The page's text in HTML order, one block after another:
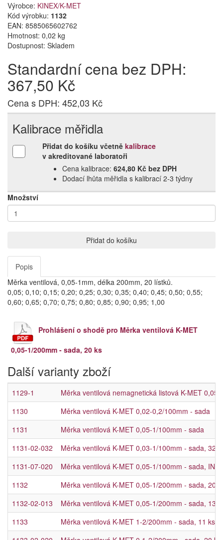
Výrobce: KINEX/K-MET
Kód výrobku: 1132
EAN: 8585065602762
Hmotnost: 0,02 kg
Dostupnost: Skladem
Standardní cena bez DPH:
367,50 Kč
Cena s DPH: 452,03 Kč
Kalibrace měřidla
Přidat do košíku včetně kalibrace
v akreditované laboratoři
Cena kalibrace: 624,80 Kč bez DPH
Dodací lhůta měřidla s kalibrací 2‑3 týdny
Množství
Přidat do košíku
Popis
Měrka ventilová, 0,05-1mm, délka 200mm, 20 lístků.
0,05; 0,10; 0,15; 0,20; 0,25; 0,30; 0,35; 0,40; 0,45; 0,50; 0,55;
0,60; 0,65; 0,70; 0,75; 0,80; 0,85; 0,90; 0,95; 1,00
Prohlášení o shodě pro Měrka ventilová K-MET
0,05-1/200mm - sada, 20 ks
Další varianty zboží
1129-1
Měrka ventilová nemagnetická listová K-MET
1130
Měrka ventilová K-MET 0,02-0,2/100mm - sada
1131
Měrka ventilová K-MET 0,05-1/100mm - sada
1131-02-032
Měrka ventilová K-MET 0,03-1/100mm - sada, 32
1131-07-020
Měrka ventilová K-MET 0,05-1/100mm - sada,
1132
Měrka ventilová K-MET 0,05-1/200mm - sada, 20
1132-02-013
Měrka ventilová K-MET 0,05-1/200mm - sada, 13
1133
Měrka ventilová K-MET 1-2/200mm - sada, 11 ks